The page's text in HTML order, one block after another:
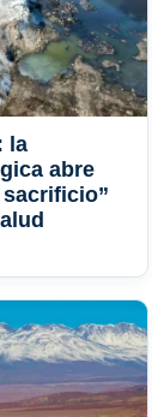
la
abre
sacrificio”